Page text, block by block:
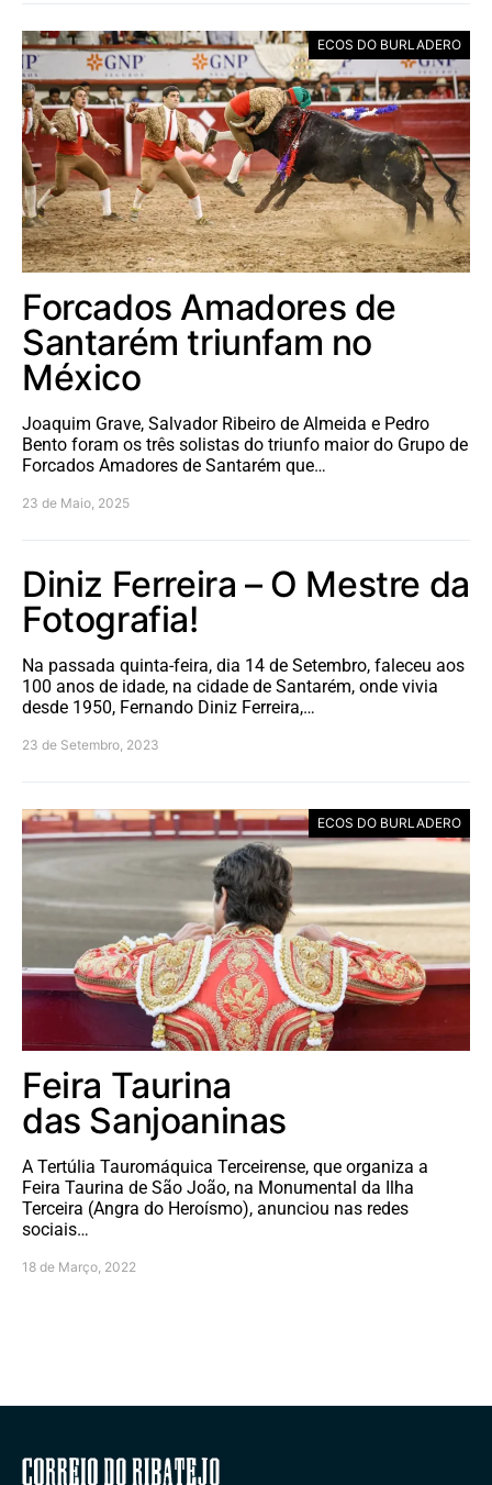
ECOS DO BURLADERO
Forcados Amadores de
Santarém triunfam no
México
Joaquim Grave, Salvador Ribeiro de Almeida e Pedro
Bento foram os três solistas do triunfo maior do Grupo de
Forcados Amadores de Santarém que…
23 de Maio, 2025
Diniz Ferreira – O Mestre da
Fotografia!
Na passada quinta-feira, dia 14 de Setembro, faleceu aos
100 anos de idade, na cidade de Santarém, onde vivia
desde 1950, Fernando Diniz Ferreira,…
23 de Setembro, 2023
ECOS DO BURLADERO
Feira Taurina
das Sanjoaninas
A Tertúlia Tauromáquica Terceirense, que organiza a
Feira Taurina de São João, na Monumental da Ilha
Terceira (Angra do Heroísmo), anunciou nas redes
sociais…
18 de Março, 2022
Correio do Ribatejo